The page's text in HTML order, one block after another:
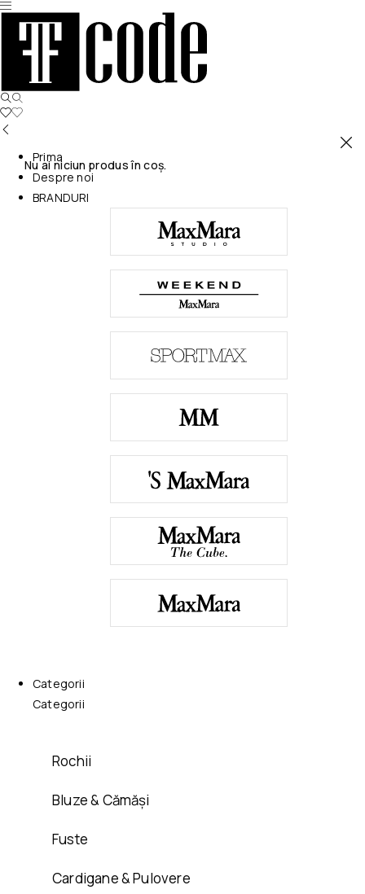
Nu ai niciun produs în coș.
Prima
Despre noi
BRANDURI
Categorii
Categorii
Rochii
Bluze & Cămăși
Fuste
Cardigane & Pulovere